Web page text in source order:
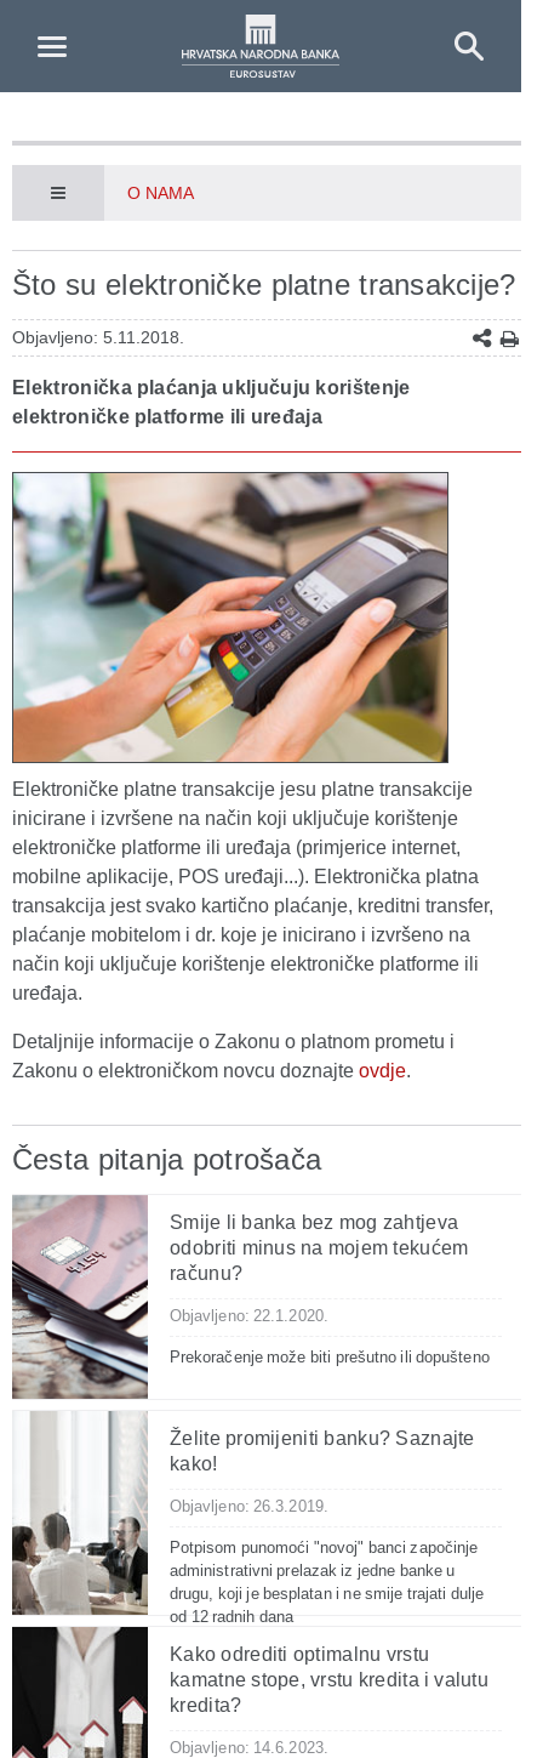
O NAMA
Što su elektroničke platne transakcije?
Objavljeno: 5.11.2018.
Elektronička plaćanja uključuju korištenje
elektroničke platforme ili uređaja
Elektroničke platne transakcije jesu platne transakcije
inicirane i izvršene na način koji uključuje korištenje
elektroničke platforme ili uređaja (primjerice internet,
mobilne aplikacije, POS uređaji...). Elektronička platna
transakcija jest svako kartično plaćanje, kreditni transfer,
plaćanje mobitelom i dr. koje je inicirano i izvršeno na
način koji uključuje korištenje elektroničke platforme ili
uređaja.
Detaljnije informacije o Zakonu o platnom prometu i
Zakonu o elektroničkom novcu doznajte ovdje.
Česta pitanja potrošača
Smije li banka bez mog zahtjeva
odobriti minus na mojem tekućem
računu?
Objavljeno: 22.1.2020.
Prekoračenje može biti prešutno ili dopušteno
Želite promijeniti banku? Saznajte
kako!
Objavljeno: 26.3.2019.
Potpisom punomoći "novoj" banci započinje
administrativni prelazak iz jedne banke u
drugu, koji je besplatan i ne smije trajati dulje
od 12 radnih dana
Kako odrediti optimalnu vrstu
kamatne stope, vrstu kredita i valutu
kredita?
Objavljeno: 14.6.2023.